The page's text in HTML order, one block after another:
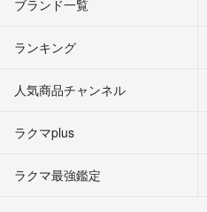
ブランド一覧
ランキング
人気商品チャンネル
ラクマplus
ラクマ最強鑑定